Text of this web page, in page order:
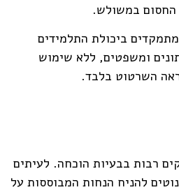
במשולש.
ביכולת התלמידים
ומשפטים, ללא שימוש
השרטוט בלבד.
רבות בבעיות הוכחה. לעיתים
להניח הנחות המבוססות על